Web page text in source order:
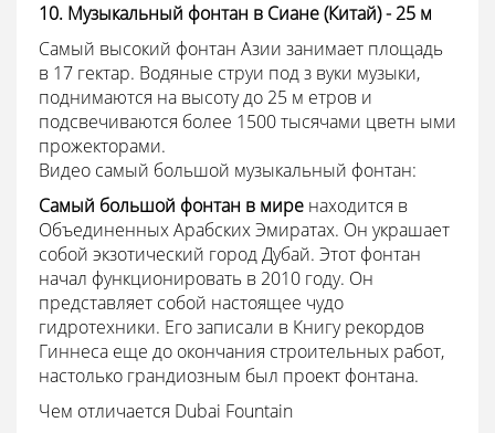
10. Музыкальный фонтан в Сиане (Китай) - 25 м
Самый высокий фонтан Азии занимает площадь
в 17 гектар. Водяные струи под з вуки музыки,
поднимаются на высоту до 25 м етров и
подсвечиваются более 1500 тысячами цветн ыми
прожекторами.
Видео самый большой музыкальный фонтан:
Самый большой фонтан в мире находится в
Объединенных Арабских Эмиратах. Он украшает
собой экзотический город Дубай. Этот фонтан
начал функционировать в 2010 году. Он
представляет собой настоящее чудо
гидротехники. Его записали в Книгу рекордов
Гиннеса еще до окончания строительных работ,
настолько грандиозным был проект фонтана.
Чем отличается Dubai Fountain